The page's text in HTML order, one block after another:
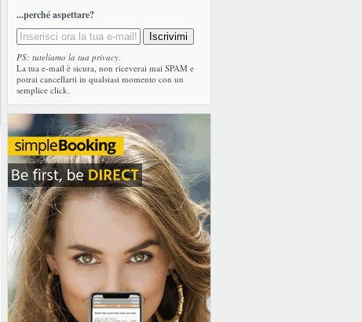
...perché aspettare?
PS: tuteliamo la tua privacy.
La tua e-mail è sicura, non riceverai mai SPAM e
potrai cancellarti in qualsiasi momento con un
semplice click.